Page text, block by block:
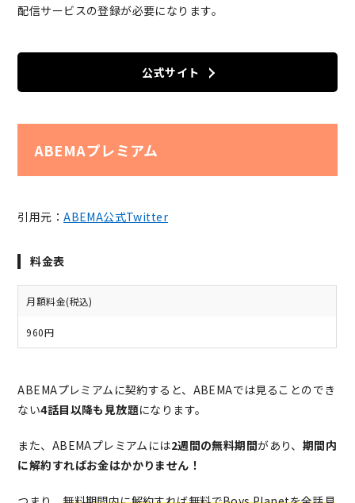
配信サービスの登録が必要になります。
公式サイト
ABEMAプレミアム
引用元：ABEMA公式Twitter
料金表
月額料金(税込)
960円
ABEMAプレミアムに契約すると、ABEMAでは見ることのでき
ない4話目以降も見放題になります。
また、ABEMAプレミアムには2週間の無料期間があり、 期間内
に解約すればお金はかかりません！